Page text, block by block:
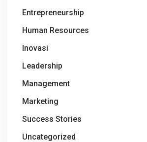
Entrepreneurship
Human Resources
Inovasi
Leadership
Management
Marketing
Success Stories
Uncategorized